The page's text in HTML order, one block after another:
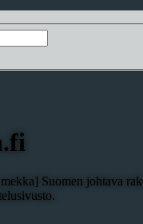
Suomen johtava